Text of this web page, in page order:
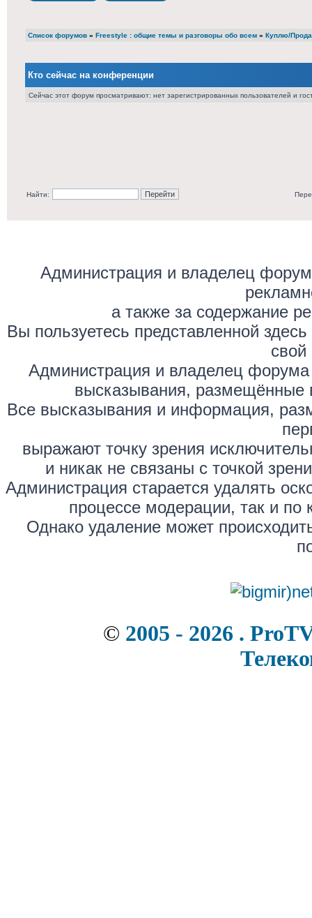
Список форумов » Freestyle : общие темы и разговоры обо всем » Куплю/
Кто сейчас на конференции
Сейчас этот форум просматривают: нет зарегистрированных пользователей и
Найти:
Администрация и владелец
а также за содержание
Вы пользуетесь представленной
свой
Администрация и владелец форума
высказывания, размещённые
Все высказывания и информация,
выражают точку зрения
и никак не связаны с точкой
Администрация старается удалять
процессе модерации, так и по
Однако удаление может
© 2005 - 2026 .